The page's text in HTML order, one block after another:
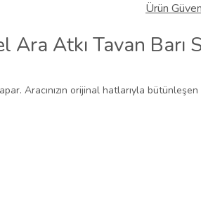
Ürün
Atkı Tavan Barı
Aracınızın orijinal hatlarıyla bütünleşen